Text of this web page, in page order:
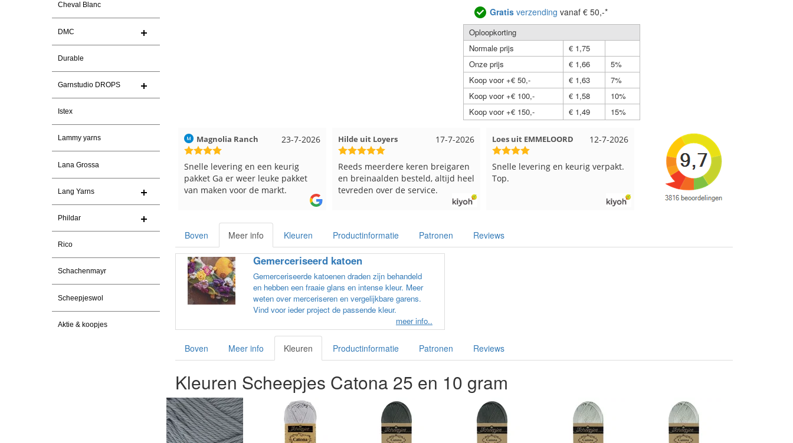
Cheval Blanc
DMC
Durable
Garnstudio DROPS
Istex
Lammy yarns
Lana Grossa
Lang Yarns
Phildar
Rico
Schachenmayr
Scheepjeswol
Aktie & koopjes
Gratisverzending vanaf € 50,-*
Oploopkorting
Normale prijs
€ 1,75
Onze prijs
€ 1,66
5%
Koop voor +€ 50,-
€ 1,63
7%
Koop voor +€ 100,-
€ 1,58
10%
Koop voor +€ 150,-
€ 1,49 15%
Christel Vanderlinden
Snelle levering. En prima garen
23-7-2026
Magnolia Ranch
Snelle levering en een keurig
pakket Ga er weer leuke pakket
van maken voor de markt.
17-7-2026
Hilde uit Loyers
Reeds meerdere keren breigaren
en breinaalden besteld, altijd heel
tevreden over de service.
12-7-2026
Loes uit EMMELOORD
Snelle levering en keurig verpakt.
Top.
Nell uit Beuningen
Goed verpakt en snelgeleverd
Boven Meer info Kleuren Productinformatie Patronen Reviews
Gemerceriseerd katoen
Gemerceriseerde katoenen draden zijn behandeld
en hebben een fraaie glans en intense kleur. Meer
weten over merceriseren en vergelijkbare garens.
Vind voor ieder project de passende kleur.
meer info..
Boven Meer info Kleuren Productinformatie Patronen Reviews
Kleuren Scheepjes Catona 25 en 10 gram